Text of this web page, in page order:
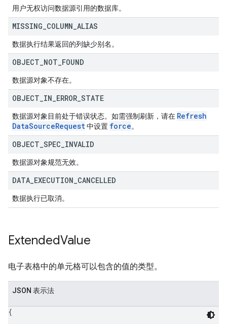
用户无权访问数据源引用的数据库。
MISSING COLUMN ALIAS
数据执行结果返回的列缺少别名。
OBJECT NOT FOUND
数据源对象不存在。
OBJECT IN ERROR STATE
数据源对象目前处于错误状态。如需强制刷新，请在 Refresh
DataSourceRequest中设置 force。
OBJECT SPEC INVALID
数据源对象规范无效。
DATA EXECUTION CANCELLED
数据执行已取消。
ExtendedValue
电子表格中的单元格可以包含的值的类型。
JSON 表示法
{